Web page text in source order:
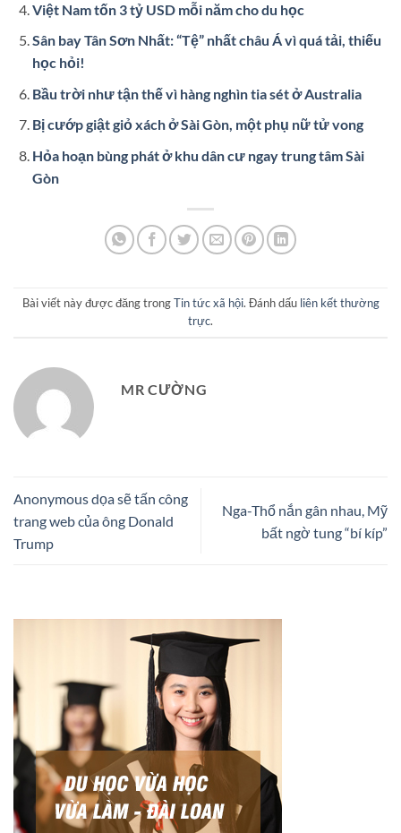
Việt Nam tốn 3 tỷ USD mỗi năm cho du học
Sân bay Tân Sơn Nhất: “Tệ” nhất châu Á vì quá tải, thiếu
học hỏi!
Bầu trời như tận thế vì hàng nghìn tia sét ở Australia
Bị cướp giật giỏ xách ở Sài Gòn, một phụ nữ tử vong
Hỏa hoạn bùng phát ở khu dân cư ngay trung tâm Sài
Gòn
Bài viết này được đăng trongTin tức xã hội. Đánh dấu liên kết thường
trực.
MR CƯỜNG
Anonymous dọa sẽ tấn công
trang web của ông Donald
Trump
Nga-Thổ nắn gân nhau, Mỹ
bất ngờ tung “bí kíp”